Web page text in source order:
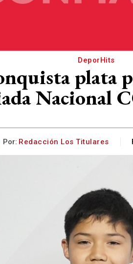
DeporHits
plata
Nacional
Por: Redacción Los Titulares